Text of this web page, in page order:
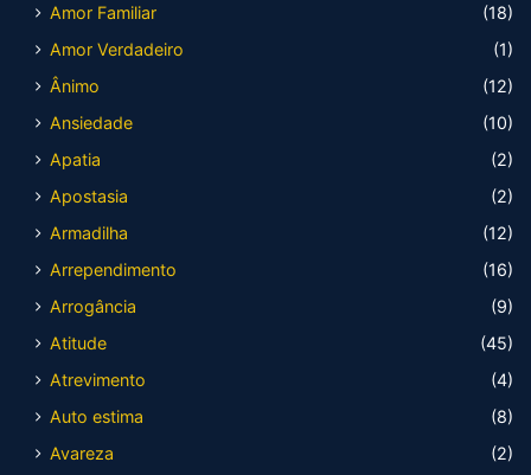
Amor Familiar
(18)
Amor Verdadeiro
(1)
Ânimo
(12)
Ansiedade
(10)
Apatia
(2)
Apostasia
(2)
Armadilha
(12)
Arrependimento
(16)
Arrogância
(9)
Atitude
(45)
Atrevimento
(4)
Auto estima
(8)
Avareza
(2)